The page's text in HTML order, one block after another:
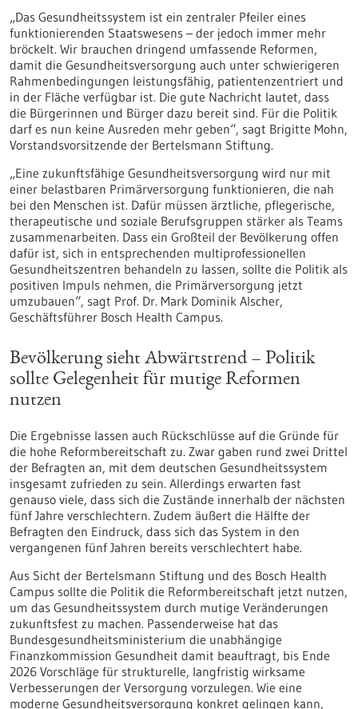
„Das Gesundheitssystem ist ein zentraler Pfeiler eines
funktionierenden Staatswesens – der jedoch immer mehr
bröckelt. Wir brauchen dringend umfassende Reformen,
damit die Gesundheitsversorgung auch unter schwierigeren
Rahmenbedingungen leistungsfähig, patientenzentriert und
in der Fläche verfügbar ist. Die gute Nachricht lautet, dass
die Bürgerinnen und Bürger dazu bereit sind. Für die Politik
darf es nun keine Ausreden mehr geben“, sagt Brigitte Mohn,
Vorstandsvorsitzende der Bertelsmann Stiftung.
„Eine zukunftsfähige Gesundheitsversorgung wird nur mit
einer belastbaren Primärversorgung funktionieren, die nah
bei den Menschen ist. Dafür müssen ärztliche, pflegerische,
therapeutische und soziale Berufsgruppen stärker als Teams
zusammenarbeiten. Dass ein Großteil der Bevölkerung offen
dafür ist, sich in entsprechenden multiprofessionellen
Gesundheitszentren behandeln zu lassen, sollte die Politik als
positiven Impuls nehmen, die Primärversorgung jetzt
umzubauen“, sagt Prof. Dr. Mark Dominik Alscher,
Geschäftsführer Bosch Health Campus.
Bevölkerung sieht Abwärtstrend – Politik
sollte Gelegenheit für mutige Reformen
nutzen
Die Ergebnisse lassen auch Rückschlüsse auf die Gründe für
die hohe Reformbereitschaft zu. Zwar gaben rund zwei Drittel
der Befragten an, mit dem deutschen Gesundheitssystem
insgesamt zufrieden zu sein. Allerdings erwarten fast
genauso viele, dass sich die Zustände innerhalb der nächsten
fünf Jahre verschlechtern. Zudem äußert die Hälfte der
Befragten den Eindruck, dass sich das System in den
vergangenen fünf Jahren bereits verschlechtert habe.
Aus Sicht der Bertelsmann Stiftung und des Bosch Health
Campus sollte die Politik die Reformbereitschaft jetzt nutzen,
um das Gesundheitssystem durch mutige Veränderungen
zukunftsfest zu machen. Passenderweise hat das
Bundesgesundheitsministerium die unabhängige
Finanzkommission Gesundheit damit beauftragt, bis Ende
2026 Vorschläge für strukturelle, langfristig wirksame
Verbesserungen der Versorgung vorzulegen. Wie eine
moderne Gesundheitsversorgung konkret gelingen kann,